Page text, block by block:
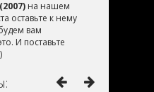
на нашем
оставьте к нему
вам
И поставьте